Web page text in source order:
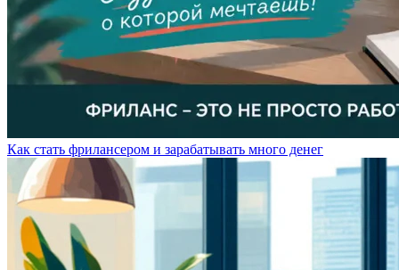
Как стать фрилансером и зарабатывать много денег